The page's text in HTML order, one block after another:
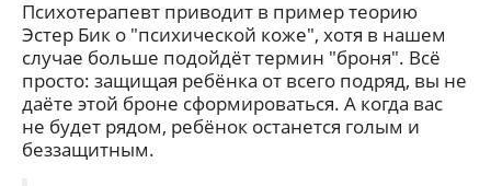
Психотерапевт приводит в пример теорию
Эстер Бик о "психической коже", хотя в нашем
случае больше подойдёт термин "броня". Всё
просто: защищая ребёнка от всего подряд, вы не
даёте этой броне сформироваться. А когда вас
не будет рядом, ребёнок останется голым и
беззащитным.